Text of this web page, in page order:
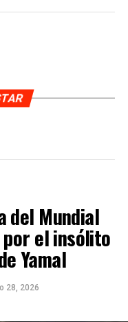
del Mundial
el insólito
Yamal
28, 2026